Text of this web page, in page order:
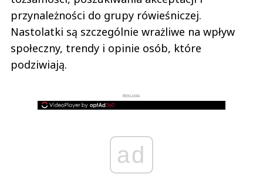
przynależności do grupy rówieśniczej.
Nastolatki są szczególnie wrażliwe na wpływ
społeczny, trendy i opinie osób, które
podziwiają.
REKLAMA
ad